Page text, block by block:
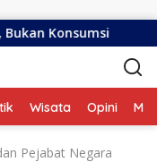
Tujuh
Wisata Opini
Pejabat Negara